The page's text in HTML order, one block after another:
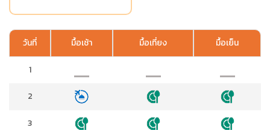
วันที่ มื้อเช้า มื้อเที่ยง มื้อเย็น
1
2
3